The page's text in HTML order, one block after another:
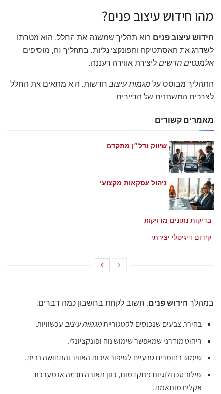
מהו חידוש עיצוב פנים?
חידוש עיצוב פנים הוא תהליך שמשנה את החלל. הוא מטרתו
לשדרג את האסתטיקה והפונקציונליות. בתהליך זה, מוסיפים
אלמנטים חדשיםליצירת אווירה רעננה.
התהליך מבוסס על מגמות עיצוב חדשות. הוא מתאים את החלל
לצרכים המשתנים של הדיירים.
מאמרים קשורים
שיווק נדל״ן מתקדם
ניהול עסקאות מקצועי
בדיקות נתונים מדויקות
קידום דיגיטלי יצירתי
במהלך חידוש פנים, חשוב לקחת בחשבון כמה דברים:
בחירת צבעים שנכנסים לקטגורייתמגמות עיצוב עכשוויות.
ריהוט מודרני שמאפשר שימוש נוח ופונקציונלי.
שימוש בחומרים טבעיים לשיפור איכות האוויר והתחושה בבית.
שילוב טכנולוגיות מתקדמות, כגון תאורה חכמה או מערכת
אקלים מותאמת.